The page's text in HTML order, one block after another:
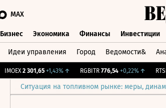
MAX
Бизнес Экономика Финансы Инвестиции
Идеи управления Город Ведомости&
IMOEX 2 301,65 +1,43%↑ RGBITR 776,54 +0,22%↑ RTSI
Ситуация на топливном рынке: меры,